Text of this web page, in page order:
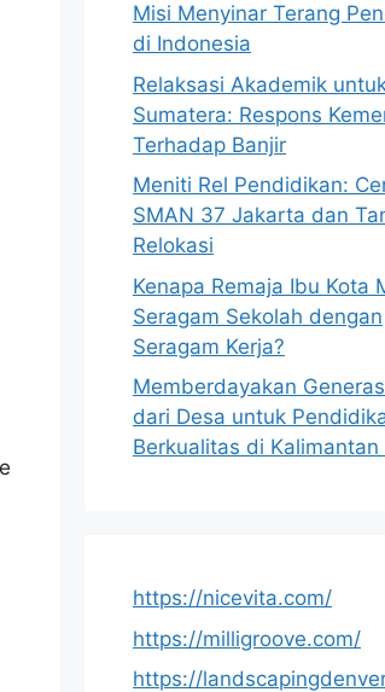
Misi Menyinar Terang
di Indonesia
Relaksasi Akademik
Sumatera: Respons
Terhadap Banjir
Meniti Rel Pendidikan:
SMAN 37 Jakarta dan
Relokasi
Kenapa Remaja Ibu Kota
Seragam Sekolah dengan
Seragam Kerja?
Memberdayakan
dari Desa untuk
Berkualitas di Kalimantan
https://nicevita.com/
https://milligroove.com/
https://